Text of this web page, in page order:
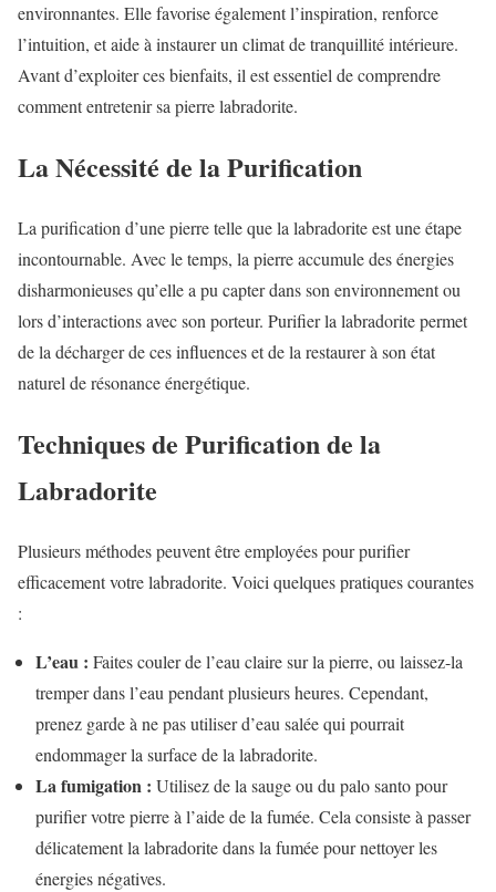
environnantes. Elle favorise également l’inspiration, renforce
l’intuition, et aide à instaurer un climat de tranquillité intérieure.
Avant d’exploiter ces bienfaits, il est essentiel de comprendre
comment entretenir sa pierre labradorite.
La Nécessité de la Purification
La purification d’une pierre telle que la labradorite est une étape
incontournable. Avec le temps, la pierre accumule des énergies
disharmonieuses qu’elle a pu capter dans son environnement ou
lors d’interactions avec son porteur. Purifier la labradorite permet
de la décharger de ces influences et de la restaurer à son état
naturel de résonance énergétique.
Techniques de Purification de la
Labradorite
Plusieurs méthodes peuvent être employées pour purifier
efficacement votre labradorite. Voici quelques pratiques courantes
:
L’eau : Faites couler de l’eau claire sur la pierre, ou laissez-la
tremper dans l’eau pendant plusieurs heures. Cependant,
prenez garde à ne pas utiliser d’eau salée qui pourrait
endommager la surface de la labradorite.
La fumigation : Utilisez de la sauge ou du palo santo pour
purifier votre pierre à l’aide de la fumée. Cela consiste à passer
délicatement la labradorite dans la fumée pour nettoyer les
énergies négatives.